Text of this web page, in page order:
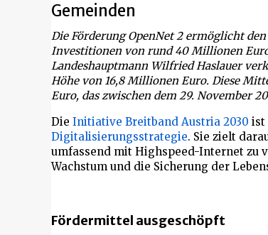
Gemeinden
Die Förderung OpenNet 2 ermöglicht
Investitionen von rund 40 Millionen
Landeshauptmann Wilfried Haslauer
Höhe von 16,8 Millionen Euro. Diese
Euro, das zwischen dem 29. November
Die Initiative Breitband Austria 2030 ist
Digitalisierungsstrategie. Sie zielt
umfassend mit Highspeed-Internet zu
Wachstum und die Sicherung der
Fördermittel ausgeschöpft